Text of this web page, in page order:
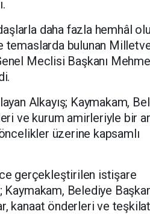
daha fazla hemhâl
temaslarda bulunan
Meclisi Başkanı
Alkayış; Kaymakam,
ve kurum amirleriyle bir
üzerine kapsamlı
gerçekleştirilen istişare
Kaymakam, Belediye
kanaat önderleri ve teşkilat